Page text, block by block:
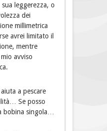
leggerezza, o
dei
millimetrica
avrei limitato il
mentre
avviso
a pescare
Se posso
singola…